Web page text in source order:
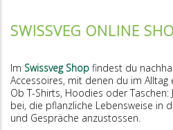
SWISSVEG ONLINE
Im Swissveg Shop findest du
Accessoires, mit denen du im
Ob T-Shirts, Hoodies oder
bei, die pflanzliche Lebensweise in
und Gespräche anzustossen.